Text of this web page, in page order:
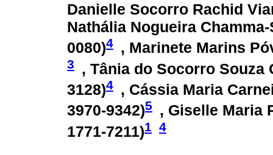
Danielle Socorro Rachid
Nathália Nogueira
0080)4 , Marinete Marins
3
, Tânia do Socorro Souza
3128)4 , Cássia Maria
3970-9342)5
, Giselle Maria
1771-7211)1 4